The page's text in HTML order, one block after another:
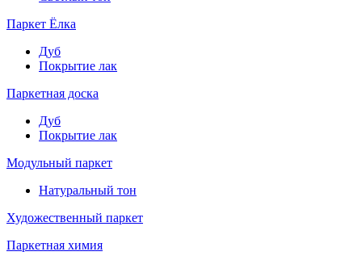
Паркет Ёлка
Дуб
Покрытие лак
Паркетная доска
Дуб
Покрытие лак
Модульный паркет
Натуральный тон
Художественный паркет
Паркетная химия